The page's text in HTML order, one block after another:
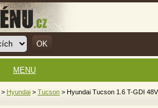
> Hyundai > Tucson > Hyundai Tucson 1.6 T-GDI 48V
MENU